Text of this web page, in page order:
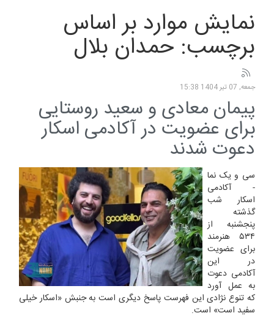
نمایش موارد بر اساس
برچسب: حمدان بلال
جمعه, 07 تیر 1404 15:38
پیمان معادی و سعید روستایی
برای عضویت در آکادمی اسکار
دعوت شدند
سی و یک نما
- آکادمی
اسکار شب
گذشته
پنجشنبه از
۵۳۴ هنرمند
برای عضویت
در این
آکادمی دعوت
به عمل آورد
که تنوع نژادی این فهرست پاسخ دیگری است به جنبش «اسکار خیلی
سفید است» است.